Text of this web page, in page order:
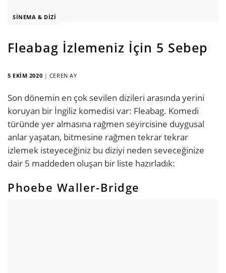
SINEMA & DIZI
Fleabag İzlemeniz İçin 5 Sebep
5 EKIM 2020 | CEREN AY
Son dönemin en çok sevilen dizileri arasında yerini
koruyan bir İngiliz komedisi var: Fleabag. Komedi
türünde yer almasına rağmen seyircisine duygusal
anlar yaşatan, bitmesine rağmen tekrar tekrar
izlemek isteyeceğiniz bu diziyi neden seveceğinize
dair 5 maddeden oluşan bir liste hazırladık:
Phoebe Waller-Bridge